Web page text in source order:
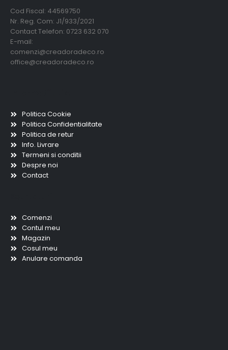
Cod Fiscal: 44569750
Nr. Reg. Com: J1/933/2021
Contact Telefon: 0723 632 070
E-mail:
comenzi@creadoradeco.ro
office@creadoradeco.ro
Politica Cookie
Politica Confidentialitate
Politica de retur
Info. Livrare
Termeni si conditii
Despre noi
Contact
Comenzi
Contul meu
Magazin
Cosul meu
Anulare comanda